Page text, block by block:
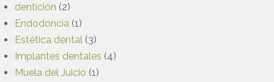
dentición (2)
Endodoncia (1)
Estética dental (3)
Implantes dentales (4)
Muela del Juicio (1)